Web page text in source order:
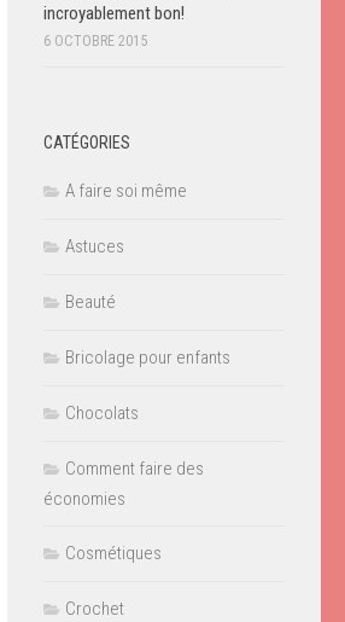
incroyablement bon!
6 OCTOBRE 2015
CATÉGORIES
A faire soi même
Astuces
Beauté
Bricolage pour enfants
Chocolats
Comment faire des
économies
Cosmétiques
Crochet